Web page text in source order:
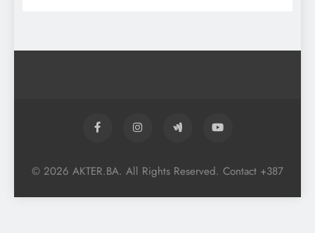
© 2026 AKTER.BA. All Rights Reserved. Contact +387